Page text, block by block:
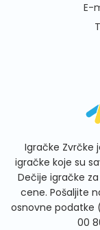
E-
Igračke Zvrčke
igračke koje su
Dečije igračke
cene. Pošaljite
osnovne podatke
00